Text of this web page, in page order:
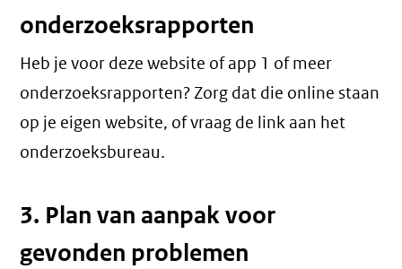
onderzoeksrapporten
Heb je voor deze website of app 1 of meer
onderzoeksrapporten? Zorg dat die online staan
op je eigen website, of vraag de link aan het
onderzoeksbureau.
3. Plan van aanpak voor
gevonden problemen